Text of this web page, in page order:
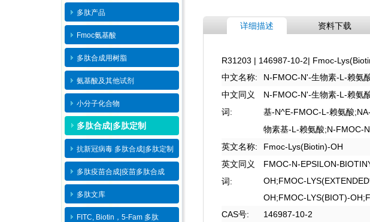
多肽产品
Fmoc氨基酸
多肽合成用树脂
氨基酸及其他试剂
小分子化合物
多肽合成|多肽定制
抗新冠病毒 多肽合成|多肽定制
多肽疫苗合成|疫苗多肽​合成
多肽文库
FITC, Biotin，5-Fam 多肽
详细描述 资料下载
R31203 | 146987-10-2| Fmoc-
中文名称: N-FMOC-N'-生物素-L-赖氨
中文同义
词 :
N-FMOC-N'-生物素-L-赖氨
基-N^E-FMOC-L-赖氨酸
物素基-L-赖氨酸;N-FMOC-
英文名称: Fmoc-Lys(Biotin)-OH
英文同义
词 :
FMOC-N-EPSILON-
OH;FMOC-
OH;FMOC-LYS(BIOT)-
CAS号: 146987-10-2